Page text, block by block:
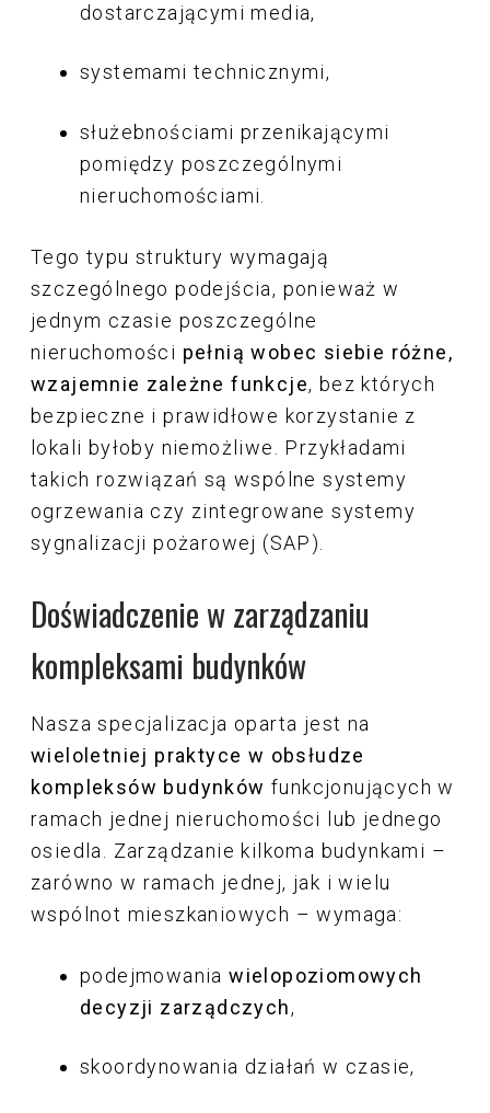
dostarczającymi media,
systemami technicznymi,
służebnościami przenikającymi
pomiędzy poszczególnymi
nieruchomościami.
Tego typu struktury wymagają
szczególnego podejścia, ponieważ w
jednym czasie poszczególne
nieruchomości pełnią wobec siebie różne,
wzajemnie zależne funkcje, bez których
bezpieczne i prawidłowe korzystanie z
lokali byłoby niemożliwe. Przykładami
takich rozwiązań są wspólne systemy
ogrzewania czy zintegrowane systemy
sygnalizacji pożarowej (SAP).
Doświadczenie w zarządzaniu
kompleksami budynków
Nasza specjalizacja oparta jest na
wieloletniej praktyce w obsłudze
kompleksów budynków funkcjonujących w
ramach jednej nieruchomości lub jednego
osiedla. Zarządzanie kilkoma budynkami –
zarówno w ramach jednej, jak i wielu
wspólnot mieszkaniowych – wymaga:
podejmowaniawielopoziomowych
decyzji zarządczych,
skoordynowania działań w czasie,